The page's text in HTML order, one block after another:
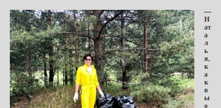
—
Н
ат
а
л
ь
я,
к
а
к
в
ы
о